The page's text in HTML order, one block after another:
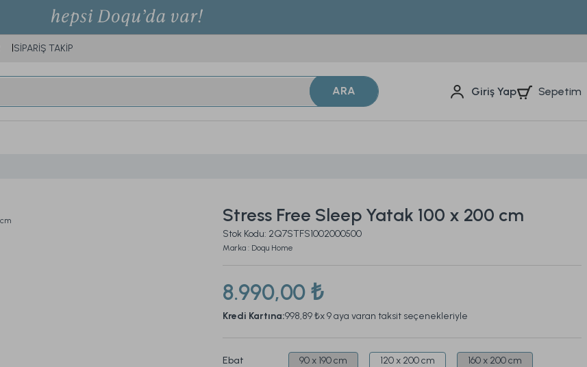
SİPARİŞ TAKİP
ARA Giriş Yap Sepetim
Stress Free Sleep Yatak 100 x 200 cm
Stok Kodu: 2Q7STFS1002000500
Marka : Doqu Home
8.990,00 ₺
Kredi Kartına:998,89 ₺x 9 aya varan taksit seçenekleriyle
Ebat 90 x 190 cm 120 x 200 cm
160 x 200 cm